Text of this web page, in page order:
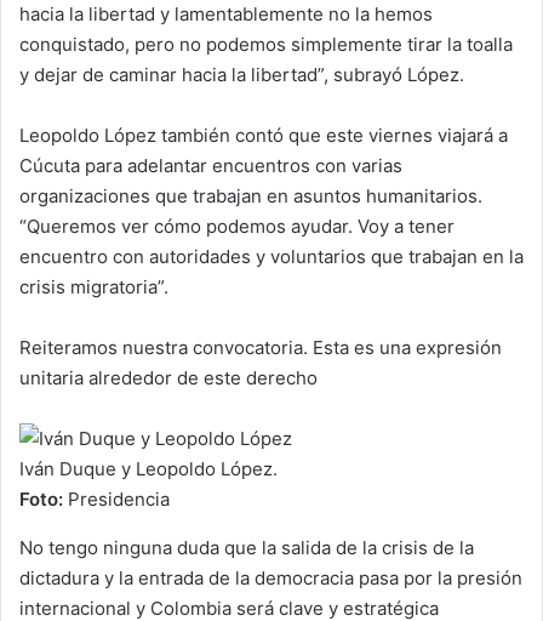
hacia la libertad y lamentablemente no la hemos
conquistado, pero no podemos simplemente tirar la toalla
y dejar de caminar hacia la libertad”, subrayó López.
Leopoldo López también contó que este viernes viajará a
Cúcuta para adelantar encuentros con varias
organizaciones que trabajan en asuntos humanitarios.
“Queremos ver cómo podemos ayudar. Voy a tener
encuentro con autoridades y voluntarios que trabajan en la
crisis migratoria”.
Reiteramos nuestra convocatoria. Esta es una expresión
unitaria alrededor de este derecho
Iván Duque y Leopoldo López.
Foto: Presidencia
No tengo ninguna duda que la salida de la crisis de la
dictadura y la entrada de la democracia pasa por la presión
internacional y Colombia será clave y estratégica